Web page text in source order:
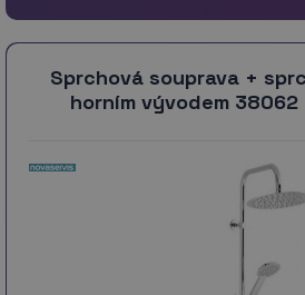
Sprchová souprava +
horním vývodem 38062